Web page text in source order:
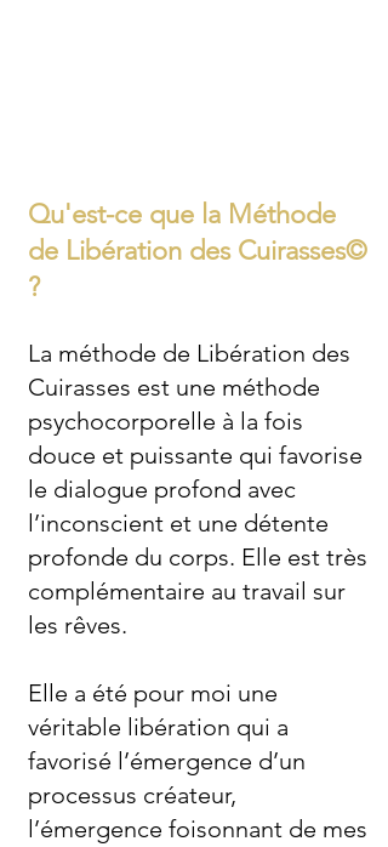
Qu'est-ce que la Méthode
de Libération des Cuirasses©
?​
La méthode de Libération des
Cuirasses est une méthode
psychocorporelle à la fois
douce et puissante qui favorise
le dialogue profond avec
l’inconscient et une détente
profonde du corps. Elle est très
complémentaire au travail sur
les rêves.
Elle a été pour moi une
véritable libération qui a
favorisé l’émergence d’un
processus créateur,
l’émergence foisonnant de mes